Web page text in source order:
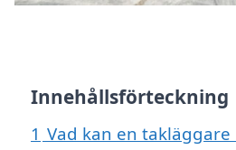
Innehållsförteckning
1 Vad kan en